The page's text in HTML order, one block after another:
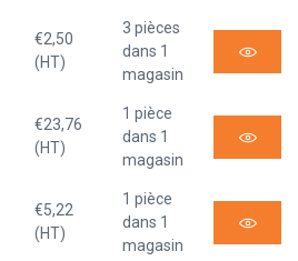
€2,50
(HT)
3 pièces
dans 1
magasin
€23,76
(HT)
1 pièce
dans 1
magasin
€5,22
(HT)
1 pièce
dans 1
magasin